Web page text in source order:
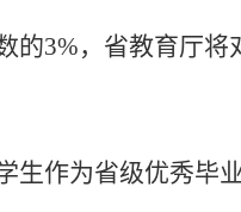
的3%，省教育厅将
生作为省级优秀毕